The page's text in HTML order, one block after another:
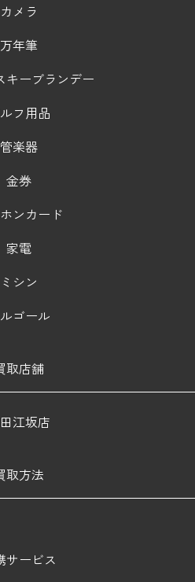
カメラ
万年筆
キーブランデー
フ用品
管楽器
金券
ンカード
家電
ミシン
ゴール
取店舗
江坂店
取方法
サービス